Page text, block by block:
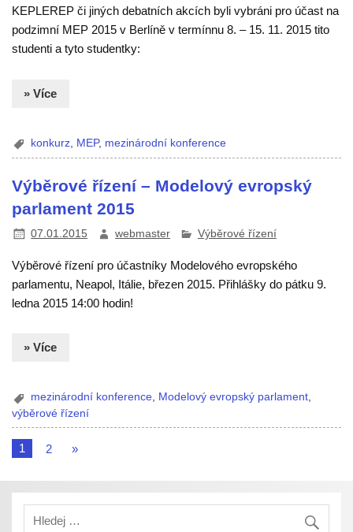
KEPLEREP či jiných debatních akcích byli vybráni pro účast na
podzimní MEP 2015 v Berlíně v termínnu 8. – 15. 11. 2015 tito
studenti a tyto studentky:
» Více
konkurz MEP, mezinárodní konference
Výběrové řízení – Modelový evropský
parlament 2015
07.01.2015 webmaster Výběrové řízení
Výběrové řízení pro účastníky Modelového evropského
parlamentu, Neapol, Itálie, březen 2015. Přihlášky do pátku 9.
ledna 2015 14:00 hodin!
» Více
mezinárodní konference, Modelový evropský parlament,
výběrové řízení
1 2 »